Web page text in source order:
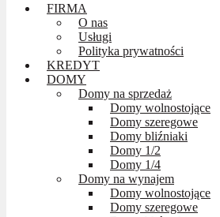
FIRMA
O nas
Usługi
Polityka prywatności
KREDYT
DOMY
Domy na sprzedaż
Domy wolnostojące
Domy szeregowe
Domy bliźniaki
Domy 1/2
Domy 1/4
Domy na wynajem
Domy wolnostojące
Domy szeregowe